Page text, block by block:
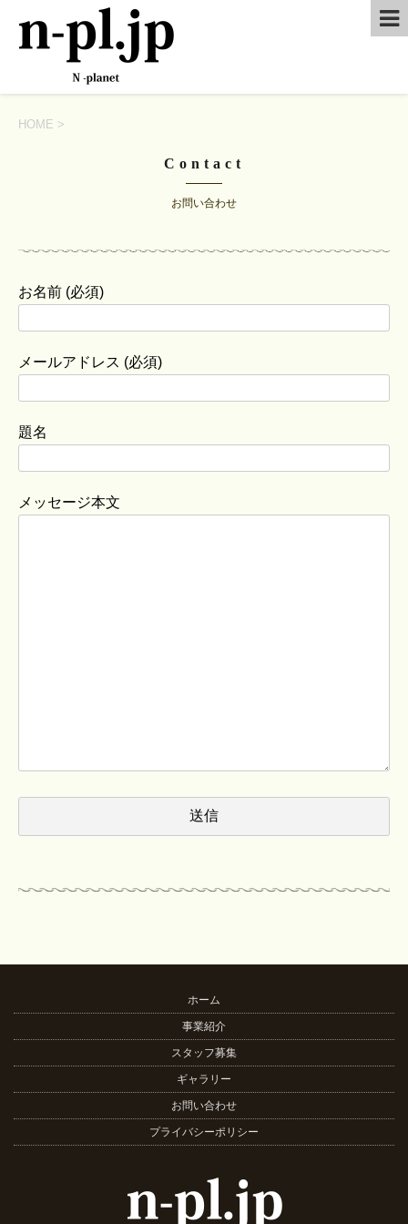
HOME >
Contact
お問い合わせ
お名前 (必須)
メールアドレス (必須)
題名
メッセージ本文
ホーム
事業紹介
スタッフ募集
ギャラリー
お問い合わせ
プライバシーポリシー